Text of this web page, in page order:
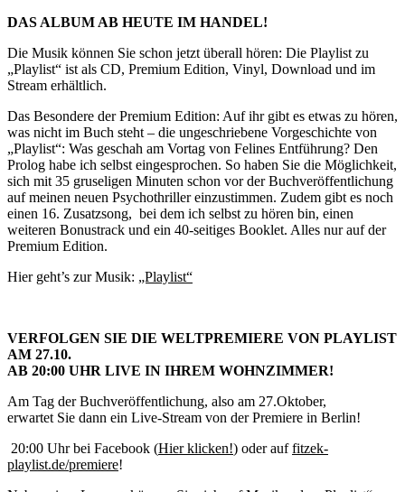
DAS ALBUM AB HEUTE IM HANDEL!
Die Musik können Sie schon jetzt überall hören: Die Playlist zu
„Playlist“ ist als CD, Premium Edition, Vinyl, Download und im
Stream erhältlich.
Das Besondere der Premium Edition: Auf ihr gibt es etwas zu hören,
was nicht im Buch steht – die ungeschriebene Vorgeschichte von
„Playlist“: Was geschah am Vortag von Felines Entführung? Den
Prolog habe ich selbst eingesprochen. So haben Sie die Möglichkeit,
sich mit 35 gruseligen Minuten schon vor der Buchveröffentlichung
auf meinen neuen Psychothriller einzustimmen. Zudem gibt es noch
einen 16. Zusatzsong, bei dem ich selbst zu hören bin, einen
weiteren Bonustrack und ein 40-seitiges Booklet. Alles nur auf der
Premium Edition.
Hier geht’s zur Musik: „Playlist“
VERFOLGEN SIE DIE WELTPREMIERE VON PLAYLIST
AM 27.10.
AB 20:00 UHR LIVE IN IHREM WOHNZIMMER!
Am Tag der Buchveröffentlichung, also am 27.Oktober,
erwartet Sie dann ein Live-Stream von der Premiere in Berlin!
20:00 Uhr bei Facebook (Hier klicken!) oder auffitzek-
playlist.de/premiere!